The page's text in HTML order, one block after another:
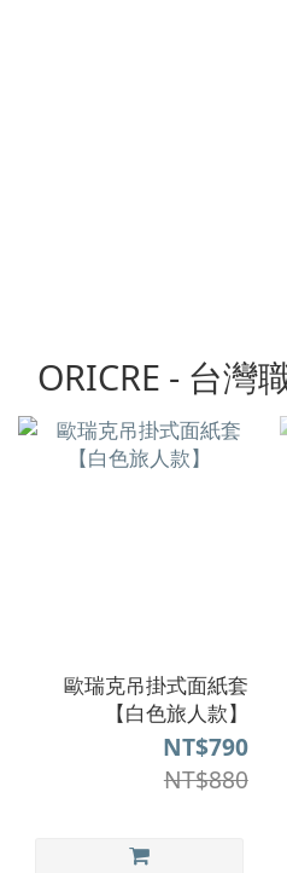
ORICRE - 台灣
歐瑞克吊掛式面紙套
【白色旅人款】
NT$790
NT$880